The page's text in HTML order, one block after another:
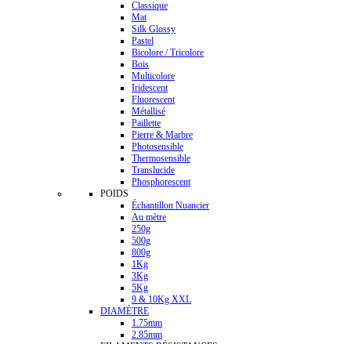
Classique
Mat
Silk Glossy
Pastel
Bicolore / Tricolore
Bois
Multicolore
Iridescent
Fluorescent
Métallisé
Paillette
Pierre & Marbre
Photosensible
Thermosensible
Translucide
Phosphorescent
POIDS
Échantillon Nuancier
Au mètre
250g
500g
800g
1Kg
3Kg
5Kg
9 & 10Kg XXL
DIAMÈTRE
1.75mm
2.85mm